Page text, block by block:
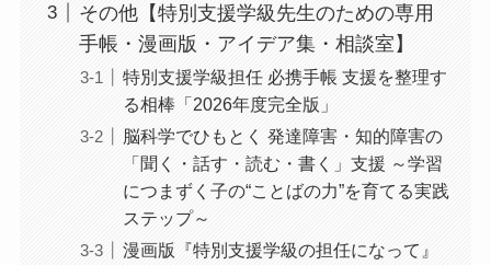
その他【特別支援学級先生のための専用
手帳・漫画版・アイデア集・相談室】
特別支援学級担任 必携手帳 支援を整理す
る相棒「2026年度完全版」
脳科学でひもとく 発達障害・知的障害の
「聞く・話す・読む・書く」支援 ～学習
につまずく子の“ことばの力”を育てる実践
ステップ～
漫画版『特別支援学級の担任になって』